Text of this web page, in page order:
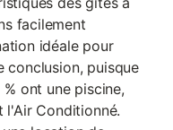
facilement
idéale pour
conclusion, puisque
ont une piscine,
l'Air Conditionné.